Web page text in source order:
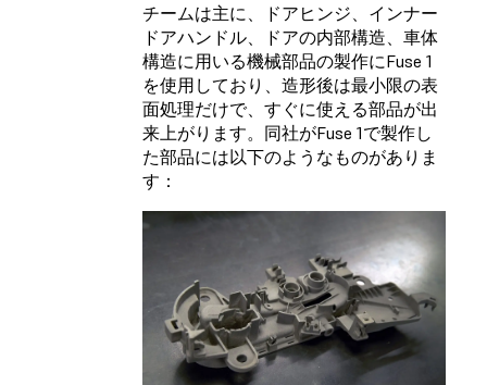
チームは主に、ドアヒンジ、インナー
ドアハンドル、ドアの内部構造、車体
構造に用いる機械部品の製作にFuse 1
を使用しており、造形後は最小限の表
面処理だけで、すぐに使える部品が出
来上がります。同社がFuse 1で製作し
た部品には以下のようなものがありま
す：